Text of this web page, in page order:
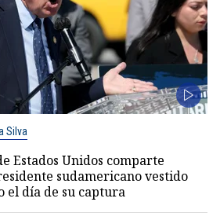
Silva
Estados Unidos comparte
sudamericano vestido
el día de su captura